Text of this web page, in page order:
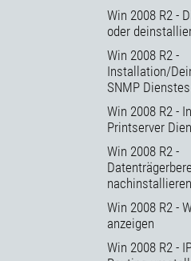
Win 2008 R2 -
oder
Win 2008 R2 -
Installation/
SNMP Dienstes
Win 2008 R2 -
Printserver
Win 2008 R2 -
nachinstallieren
Win 2008 R2 -
anzeigen
Win 2008 R2 -